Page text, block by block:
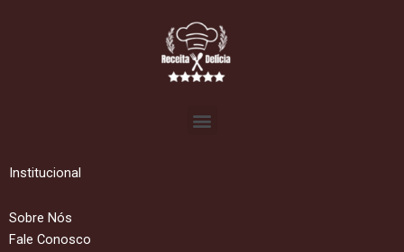
Menu
Institucional
Sobre Nós
Fale Conosco